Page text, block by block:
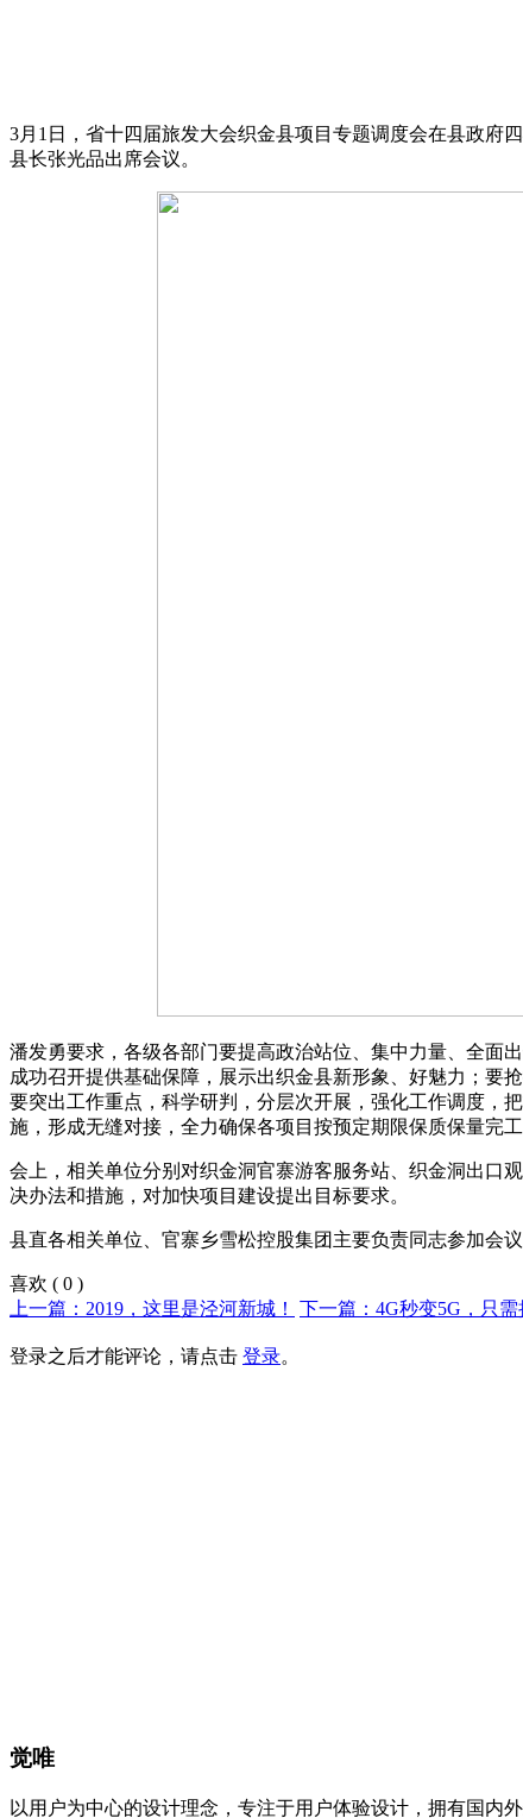
3月1日，省十四届旅发大会织金县项目专题调度会在县政府
县长张光品出席会议。
潘发勇要求，各级各部门要提高政治站位、集中力量、全面
成功召开提供基础保障，展示出织金县新形象、好魅力；要
要突出工作重点，科学研判，分层次开展，强化工作调度，
施，形成无缝对接，全力确保各项目按预定期限保质保量完
会上，相关单位分别对织金洞官寨游客服务站、织金洞出口
决办法和措施，对加快项目建设提出目标要求。
县直各相关单位、官寨乡雪松控股集团主要负责同志参加会议
喜欢 ( 0 )
上一篇：2019，这里是泾河新城！
下一篇：4G秒变5G，只需
登录之后才能评论，请点击 登录。
觉唯
以用户为中心的设计理念，专注于用户体验设计，拥有国内